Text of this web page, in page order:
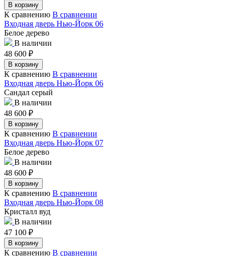
В корзину
К сравнению В сравнении
Входная дверь Нью-Йорк 06
Белое дерево
В наличии
48 600 ₽
В корзину
К сравнению В сравнении
Входная дверь Нью-Йорк 06
Сандал серый
В наличии
48 600 ₽
В корзину
К сравнению В сравнении
Входная дверь Нью-Йорк 07
Белое дерево
В наличии
48 600 ₽
В корзину
К сравнению В сравнении
Входная дверь Нью-Йорк 08
Кристалл вуд
В наличии
47 100 ₽
В корзину
К сравнению В сравнении